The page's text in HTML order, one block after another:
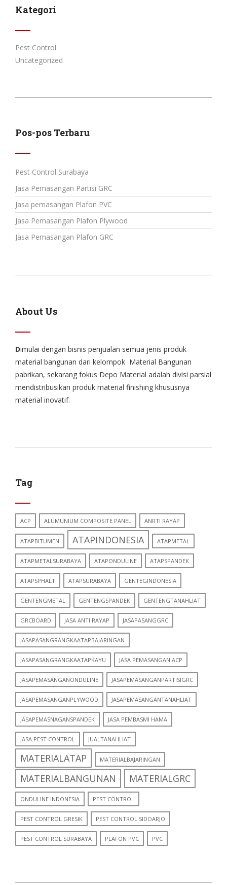
Kategori
Pest Control
Uncategorized
Pos-pos Terbaru
Pest Control Surabaya
Jasa Pemasangan Partisi GRC
Jasa pemasangan Plafon PVC
Jasa Pemasangan Plafon Plywood
Jasa Pemasangan Plafon GRC
About Us
Dimulai dengan bisnis penjualan semua jenis produk
material bangunan dari kelompok Material Bangunan
pabrikan, sekarang fokus Depo Material adalah divisi parsial
mendistribusikan produk material finishing khususnya
material inovatif.
Tag
ACP ALUMUNIUM COMPOSITE PANEL ANRTI RAYAP
ATAPBITUMEN ATAPINDONESIA ATAPMETAL
ATAPMETALSURABAYA ATAPONDULINE ATAPSPANDEK
ATAPSPHALT ATAPSURABAYA GENTEGINDONESIA
GENTENGMETAL GENTENGSPANDEK GENTENGTANAHLIAT
GRCBOARD JASA ANTI RAYAP JASAPASANGGRC
JASAPASANGRANGKAATAPBAJARINGAN
JASAPASANGRANGKAATAPKAYU JASA PEMASANGAN ACP
JASAPEMASANGANONDULINE JASAPEMASANGANPARTISIGRC
JASAPEMASANGANPLYWOOD JASAPEMASANGANTANAHLIAT
JASAPEMASNAGANSPANDEK JASA PEMBASMI HAMA
JASA PEST CONTROL JUALTANAHLIAT
MATERIALATAP MATERIALBAJARINGAN
MATERIALBANGUNAN MATERIALGRC
ONDULINE INDONESIA PEST CONTROL
PEST CONTROL GRESIK PEST CONTROL SIDOARJO
PEST CONTROL SURABAYA PLAFON PVC PVC